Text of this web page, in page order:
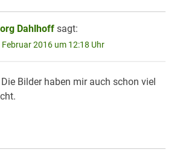
Dahlhoff sagt:
Februar 2016 um 12:18 Uhr
Bilder haben mir auch schon viel